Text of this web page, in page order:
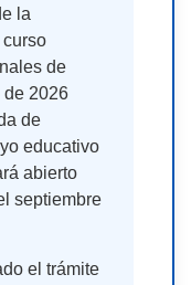
la
de
de 2026
de
educativo
abierto
septiembre
el trámite